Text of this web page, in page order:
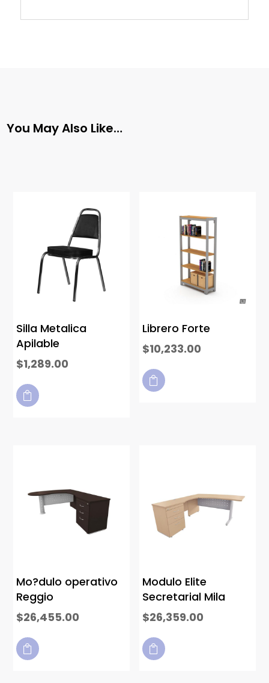
You May Also Like…
Silla Metalica
Apilable
$1,289.00

Librero Forte
$10,233.00

Mo?dulo operativo
Reggio
$26,455.00

Modulo Elite
Secretarial Mila
$26,359.00
